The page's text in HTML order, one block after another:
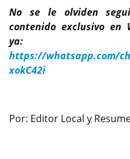
No se le olviden
contenido exclusivo en
ya:
https://whatsapp.com/
xokC42i
Por: Editor Local y